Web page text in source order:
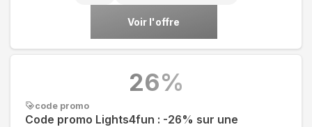
Voir l'offre
code promo
Code promo Lights4fun : -26% sur une
26%